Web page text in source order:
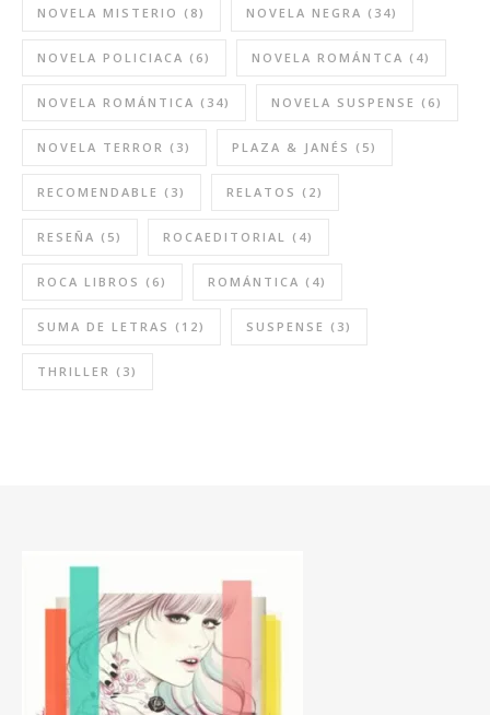
NOVELA MISTERIO (8) NOVELA NEGRA (34)
NOVELA POLICIACA (6) NOVELA ROMÁNTCA (4)
NOVELA ROMÁNTICA (34) NOVELA SUSPENSE (6)
NOVELA TERROR (3) PLAZA & JANÉS (5)
RECOMENDABLE (3) RELATOS (2)
RESEÑA (5) ROCAEDITORIAL (4)
ROCA LIBROS (6) ROMÁNTICA (4)
SUMA DE LETRAS (12) SUSPENSE (3)
THRILLER (3)